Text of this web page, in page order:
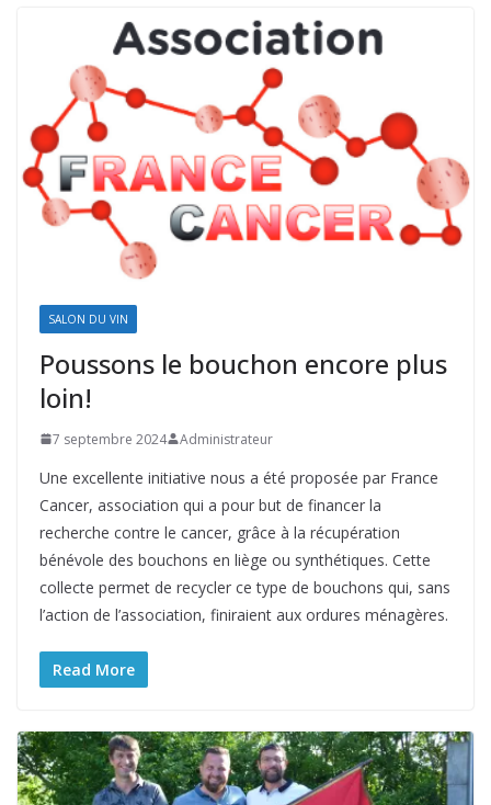
SALON DU VIN
Poussons le bouchon encore plus
loin!
7 septembre 2024 Administrateur
Une excellente initiative nous a été proposée par France
Cancer, association qui a pour but de financer la
recherche contre le cancer, grâce à la récupération
bénévole des bouchons en liège ou synthétiques. Cette
collecte permet de recycler ce type de bouchons qui, sans
l’action de l’association, finiraient aux ordures ménagères.
Read More